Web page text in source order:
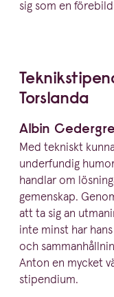
sig som en
Torslanda
Albin
Med tekniskt
underfundig
handlar om
gemenskap.
att ta sig an
inte minst har
och
Anton en mycket
stipendium.